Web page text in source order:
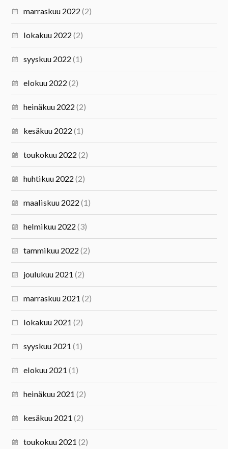
marraskuu 2022 (2)
lokakuu 2022 (2)
syyskuu 2022 (1)
elokuu 2022 (2)
heinäkuu 2022 (2)
kesäkuu 2022 (1)
toukokuu 2022 (2)
huhtikuu 2022 (2)
maaliskuu 2022 (1)
helmikuu 2022 (3)
tammikuu 2022 (2)
joulukuu 2021 (2)
marraskuu 2021 (2)
lokakuu 2021 (2)
syyskuu 2021 (1)
elokuu 2021 (1)
heinäkuu 2021 (2)
kesäkuu 2021 (2)
toukokuu 2021 (2)